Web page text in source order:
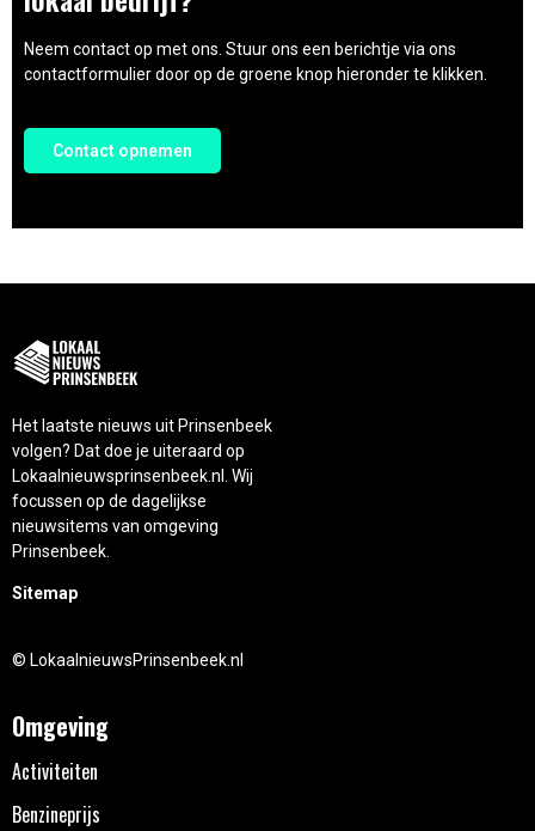
Neem contact op met ons. Stuur ons een berichtje via ons
contactformulier door op de groene knop hieronder te klikken.
Contact opnemen
Het laatste nieuws uit Prinsenbeek
volgen? Dat doe je uiteraard op
Lokaalnieuwsprinsenbeek.nl. Wij
focussen op de dagelijkse
nieuwsitems van omgeving
Prinsenbeek.
Sitemap
© LokaalnieuwsPrinsenbeek.nl
Omgeving
Activiteiten
Benzineprijs